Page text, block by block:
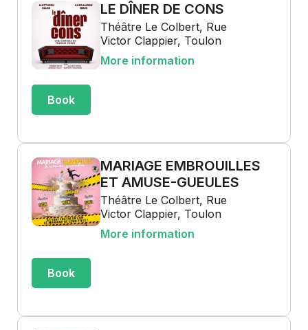
LE DÎNER DE CONS
Théâtre Le Colbert, Rue
Victor Clappier, Toulon
More information
Book
MARIAGE EMBROUILLES
ET AMUSE-GUEULES
Théâtre Le Colbert, Rue
Victor Clappier, Toulon
More information
Book